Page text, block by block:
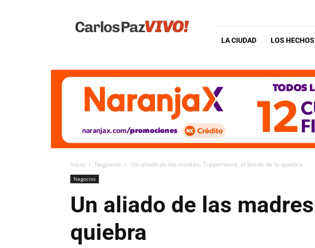
Vivo
LA CIUDAD LOS HECHOS
Inicio Negocios Un aliado de las madres: Tupperware, al borde de la quiebra
Negocios
Un aliado de las
quiebra